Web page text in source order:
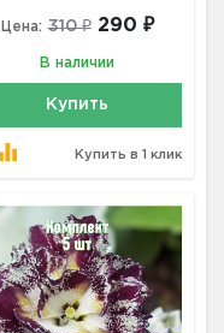
Цена: 310 ₽ 290 ₽
В наличии
Купить
Купить в 1 клик